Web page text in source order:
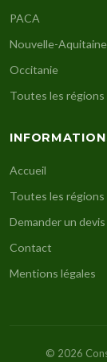
PACA
Nouvelle-Aquitaine
Occitanie
Toutes les
Accueil
Toutes les régions
Demander un devis
Contact
Mentions légales
© 2026